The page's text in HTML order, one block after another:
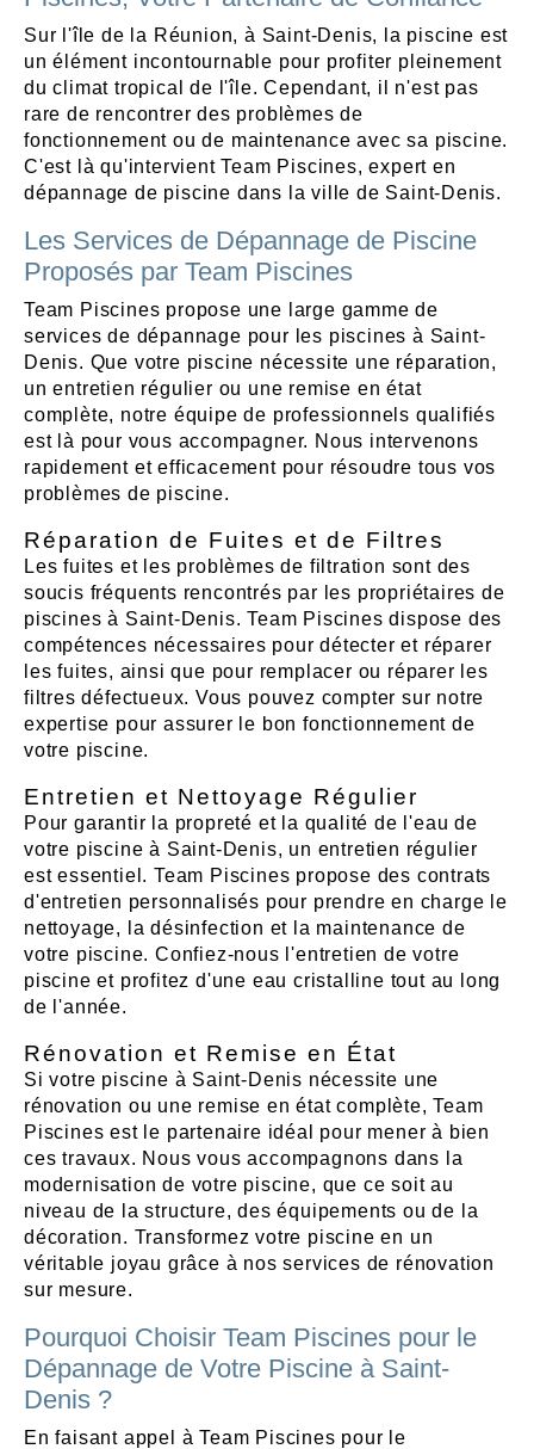
Sur l'île de la Réunion, à Saint-Denis, la piscine est
un élément incontournable pour profiter pleinement
du climat tropical de l'île. Cependant, il n'est pas
rare de rencontrer des problèmes de
fonctionnement ou de maintenance avec sa piscine.
C'est là qu'intervient Team Piscines, expert en
dépannage de piscine dans la ville de Saint-Denis.
Les Services de Dépannage de Piscine
Proposés par Team Piscines
Team Piscines propose une large gamme de
services de dépannage pour les piscines à Saint-
Denis. Que votre piscine nécessite une réparation,
un entretien régulier ou une remise en état
complète, notre équipe de professionnels qualifiés
est là pour vous accompagner. Nous intervenons
rapidement et efficacement pour résoudre tous vos
problèmes de piscine.
Réparation de Fuites et de Filtres
Les fuites et les problèmes de filtration sont des
soucis fréquents rencontrés par les propriétaires de
piscines à Saint-Denis. Team Piscines dispose des
compétences nécessaires pour détecter et réparer
les fuites, ainsi que pour remplacer ou réparer les
filtres défectueux. Vous pouvez compter sur notre
expertise pour assurer le bon fonctionnement de
votre piscine.
Entretien et Nettoyage Régulier
Pour garantir la propreté et la qualité de l'eau de
votre piscine à Saint-Denis, un entretien régulier
est essentiel. Team Piscines propose des contrats
d'entretien personnalisés pour prendre en charge le
nettoyage, la désinfection et la maintenance de
votre piscine. Confiez-nous l'entretien de votre
piscine et profitez d'une eau cristalline tout au long
de l'année.
Rénovation et Remise en État
Si votre piscine à Saint-Denis nécessite une
rénovation ou une remise en état complète, Team
Piscines est le partenaire idéal pour mener à bien
ces travaux. Nous vous accompagnons dans la
modernisation de votre piscine, que ce soit au
niveau de la structure, des équipements ou de la
décoration. Transformez votre piscine en un
véritable joyau grâce à nos services de rénovation
sur mesure.
Pourquoi Choisir Team Piscines pour le
Dépannage de Votre Piscine à Saint-
Denis ?
En faisant appel à Team Piscines pour le